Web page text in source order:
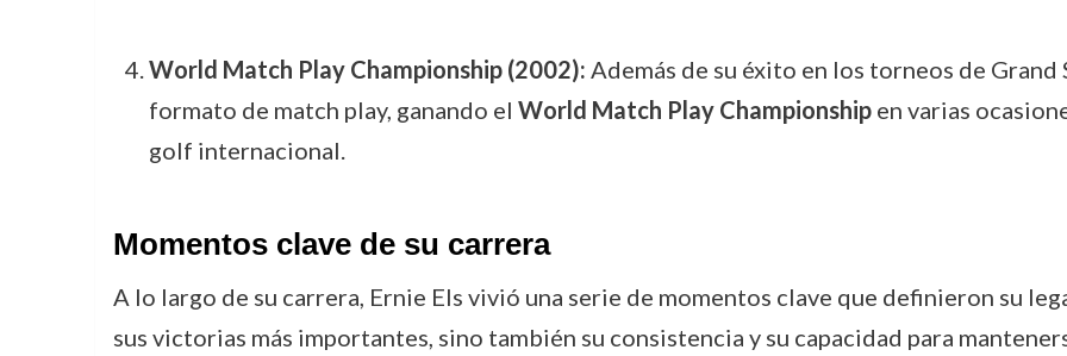
World Match Play Championship (2002): Además de su éxito en los torneos de
formato de match play, ganando el World Match Play Championshipen varias
golf internacional.
Momentos clave de su carrera
A lo largo de su carrera, Ernie Els vivió una serie de momentos clave que definieron su
sus victorias más importantes, sino también su consistencia y su capacidad para